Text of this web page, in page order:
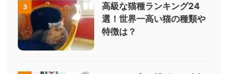
3
高級な猫種ランキング24
選！世界一高い猫の種類や
特徴は？